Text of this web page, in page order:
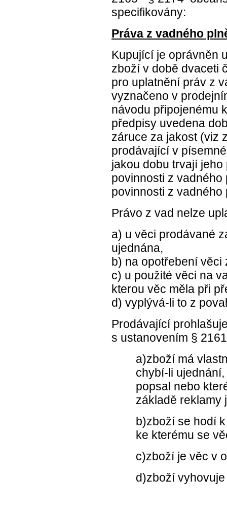
specifikovány:
Práva z vadného
Kupující je oprávněn
zboží v době dvaceti
pro uplatnění práv z
vyznačeno v
návodu připojenému
předpisy uvedena
záruce za jakost (viz
prodávající v
jakou dobu trvají
povinnosti z
povinnosti z
Právo z vad nelze
a) u věci prodávané
ujednána,
b) na opotřebení
c) u použité věci na
kterou věc měla při
d) vyplývá-li to z
Prodávající
s ustanovením §
a)zboží má
chybí-li
popsal nebo
základě reklamy
b)zboží se hodí
ke kterému se
c)zboží je věc v
d)zboží